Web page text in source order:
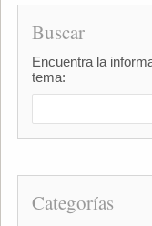
Buscar
Encuentra la
tema:
Categorías